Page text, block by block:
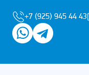
+7 (925) 945 44 43